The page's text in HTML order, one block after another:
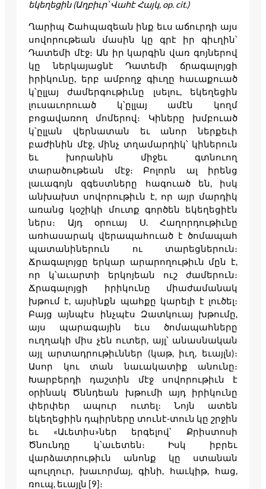
եկեղեցին (Աղբիւր՝ Վահէ Հայկ, op. cit.)
Ղարիպ Շահպազեան ինք եւս աճուրդի այս
սովորութեան մասին կը գրէ իր գիւղին՝
Դատեմի մէջ։ Ան իր կարգին վառ գոյներով
կը ներկայացնէ Դատեմի ճրագալոյցի
իրիկունը, երբ ամբողջ գիւղը հաւաքուած
կ՝ըլլայ ժամերգութիւնը լսելու, եկեղեցին
լուսաւորուած կ՝ըլլայ ամէն կողմ
բոցավառող մոմերով։ Կիները խմբուած
կ՝ըլլան վերնատան եւ անոր ներքեւի
բաժինին մէջ, մինչ տղամարդիկ՝ կիներուն
եւ խորանին միջեւ գտնուող
տարածութեան մէջ։ Բոլորն ալ իրենց
լաւագոյն զգեստները հագուած են, իսկ
անխախտ սովորութիւն է, որ այր մարդիկ
առանց կօշիկի մուտք գործեն եկեղեցիէն
ներս։ Այդ օրուայ Ս. Հաղորդութիւնը
առհասարակ վերապահուած է ծոմապահ
պատանիներուն ու տարեցներուն։
Ճրագալոյցը երկար արարողութիւն մըն է,
որ կ՝աւարտի երկոյեան ուշ ժամերուն։
Ճրագալոյցի իրիկունը միաժամանակ
խթում է, այսինքն պահքը կարելի է լուծել։
Բայց այնպէս ինչպէս Զատկուայ խթումը,
այս պարագային եւս ծոմապահները
ուղղակի միս չեն ուտեր, այլ՝ անասնական
այլ արտադրութիւններ (կաթ, իւղ, եւայլն)։
Ասոր կու տան նաւակատիք անունը։
Խարբերդի դաշտին մէջ սովորութիւն է
օրինակ Ծննդեան խթումի այդ իրիկունը
փերփեր ապուր ուտել։ Նոյն ատեն
եկեղեցիին դպիրները տունէ-տուն կը շրջին
եւ «Աւետիս»ներ երգելով՝ Քրիստոսի
Ծնունդը կ՝աւետեն։ Իսկ իբրեւ
վարձատրութիւն անոնք կը ստանան
պուլղուր, խաւորմայ, գինի, հաւկիթ, հաց,
ռուպ, եւայլն [9]։